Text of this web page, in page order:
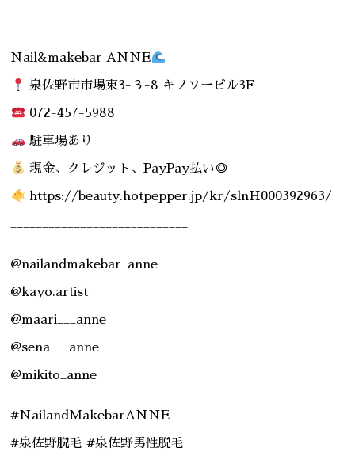
____________________________
Nail&makebar ANNE
泉佐野市市場東3-３-8 キノソービル3F
072-457-5988
駐車場あり
現金、クレジット、PayPay払い◎
https://beauty.hotpepper.jp/kr/slnH000392963/
____________________________
@nailandmakebar_anne
@kayo.artist
@maari___anne
@sena___anne
@mikito_anne
#NailandMakebarANNE
#泉佐野脱毛 #泉佐野男性脱毛